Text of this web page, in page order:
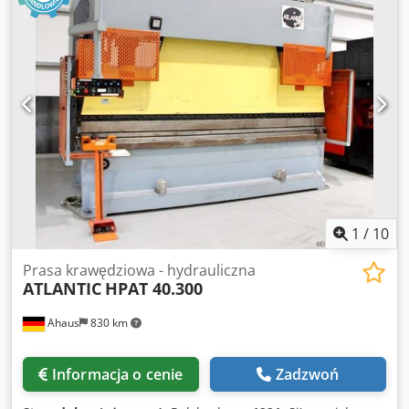
mm Całkowita moc przyłączeniowa: 7,5 kW Masa maszyny
ok.: 4,56 t Wymiary maszyny: D: 3,64 x S: 2,55 x W: 1,58 m
Wyposażenie: -z ogranicznikiem bocznym D: 1000 x S: 100 x
W: 60 mm i listwą ograniczającą 990 mm, z 8 podporami -
Sterowanie za pomocą panelu sterującego i pedału
nożnego Dsdpfx Aeu Rni Hoqqjkr -Oświetlenie strefy cięcia
-Licznik suwów -Nogi maszyny Na stanie.
1 / 10
Ahaus 830 km
Prasa krawędziowa - hydrauliczna
ATLANTIC HPAT 40.300
Informacja o cenie Zadzwoń